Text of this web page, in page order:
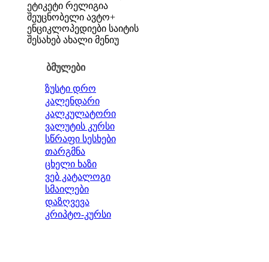
ეტიკეტი რელიგია
შეუცნობელი ავტო+
ენციკლოპედიები საიტის
შესახებ ახალი მენიუ
ბმულები
ზუსტი დრო
კალენდარი
კალკულატორი
ვალუტის კურსი
სწრაფი სესხები
თარგმნა
ცხელი ხაზი
ვებ კატალოგი
სმაილები
დაზღვევა
კრიპტო-კურსი